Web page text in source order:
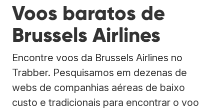
Voos baratos de
Brussels Airlines
Encontre voos da Brussels Airlines no
Trabber. Pesquisamos em dezenas de
webs de companhias aéreas de baixo
custo e tradicionais para encontrar o voo